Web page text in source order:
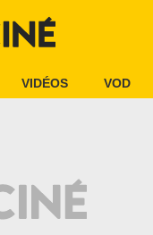
VIDÉOS VOD